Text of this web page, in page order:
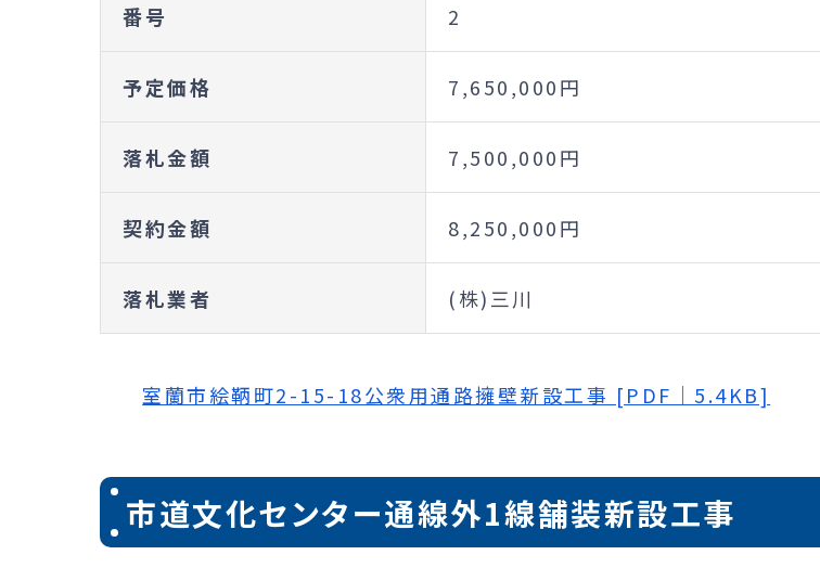
番号 2
予定価格 7,650,000円
落札金額 7,500,000円
契約金額 8,250,000円
落札業者 (株)三川
室蘭市絵鞆町2-15-18公衆用通路擁壁新設工事 [PDF｜5.4KB]
市道文化センター通線外1線舗装新設工事